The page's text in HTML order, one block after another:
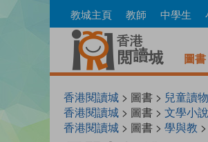
to
教城主頁 教師 中學生
圖書
香港閱讀城 > 圖書 > 兒童讀物
香港閱讀城 > 圖書 > 文學小說
香港閱讀城 > 圖書 > 學與教 >